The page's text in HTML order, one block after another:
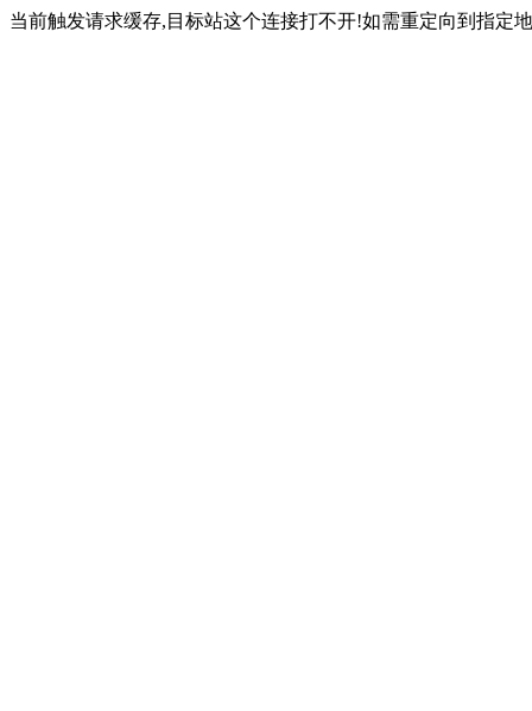
当前触发请求缓存,目标站这个连接打不开!如需重定向到指定